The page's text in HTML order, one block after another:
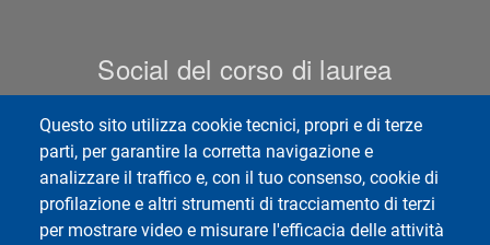
Questo sito utilizza cookie tecnici, propri e di terze
parti, per garantire la corretta navigazione e
analizzare il traffico e, con il tuo consenso, cookie di
profilazione e altri strumenti di tracciamento di terzi
per mostrare video e misurare l'efficacia delle attività
Social del corso di laurea